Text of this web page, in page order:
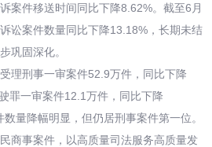
案件移送时间同比下降8.62%。截至6月
讼案件数量同比下降13.18%，长期未结
巩固深化。
刑事一审案件52.9万件，同比下降
罪一审案件12.1万件，同比下降
量降幅明显，但仍居刑事案件第一位。
商事案件，以高质量司法服务高质量发